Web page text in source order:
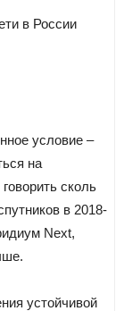
в России
условие –
на
сколь
в 2018-
Next,
устойчивой